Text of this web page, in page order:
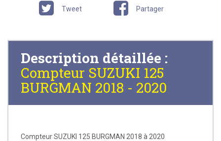
Tweet Partager
Description détaillée :
Compteur SUZUKI 125
BURGMAN 2018 - 2020
Compteur SUZUKI 125 BURGMAN 2018 à 2020